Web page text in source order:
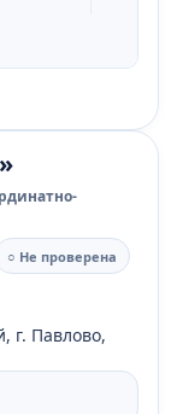
○ Не проверена
г. Павлово,